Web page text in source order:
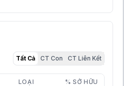
Tất Cả CT Con CT Liên Kết
LOẠI % SỞ HỮU